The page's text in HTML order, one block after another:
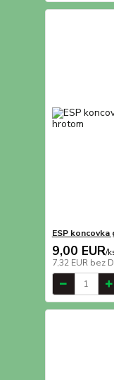
ESP
9,00 EUR/
7,32 EUR bez